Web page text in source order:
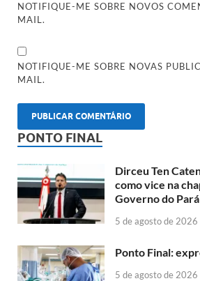
NOTIFIQUE-ME SOBRE NOVOS
MAIL.
NOTIFIQUE-ME SOBRE NOVAS
MAIL.
PONTO FINAL
Dirceu Ten
como vice na
Governo do Pará
5 de agosto de 2026
Ponto Final:
5 de agosto de 2026